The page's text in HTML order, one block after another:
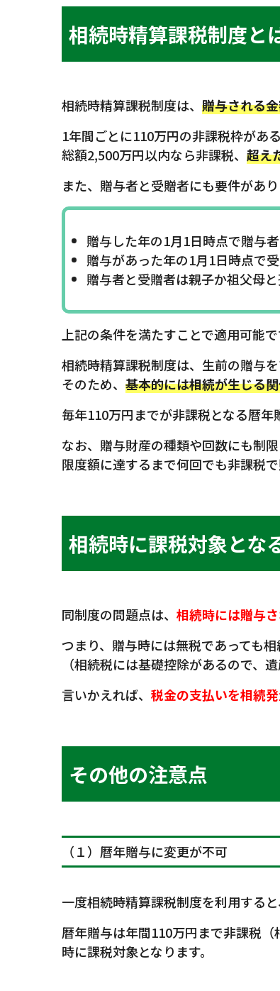
相続時精算課税制度と
相続時精算課税制度は、 贈与される
1年間ごとに110万円の非課税枠があ
総額2,500万円以内なら非課税、 超え
また、贈与者と受贈者にも要件があり
贈与した年の1月1日時点で贈与
贈与があった年の1月1日時点で
贈与者と受贈者は親子か祖父母
上記の条件を満たすことで適用可能で
相続時精算課税制度は、生前の贈与
そのため、 基本的には相続が生じる
毎年110万円までが非課税となる暦
なお、贈与財産の種類や回数にも制限
限度額に達するまで何回でも非課税で
相続時に課税対象とな
同制度の問題点は、 相続時には贈与
つまり、贈与時には無税であっても
（相続税には基礎控除があるので、
言いかえれば、 税金の支払いを相続
その他の注意点
（１）暦年贈与に変更が不可
一度相続時精算課税制度を利用すると
暦年贈与は年間110万円まで非課税
時に課税対象となります。